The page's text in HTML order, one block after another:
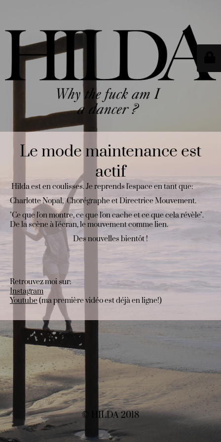
Le mode maintenance est
actif
Hilda est en coulisses. Je reprends l'espace en tant que:
Charlotte Nopal, Chorégraphe et Directrice Mouvement.
"Ce que l'on montre, ce que l'on cache et ce que cela révèle".
De la scène à l'écran, le mouvement comme lien.
Des nouvelles bientôt !
Retrouvez moi sur:
Instagram
Youtube(ma première vidéo est déjà en ligne!)
© HILDA 2018